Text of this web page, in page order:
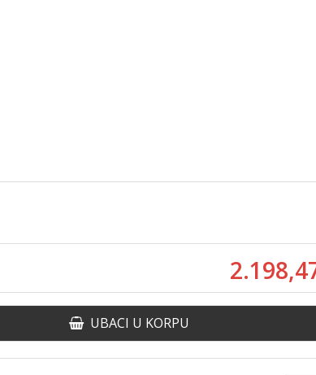
2.198,
UBACI U KORPU